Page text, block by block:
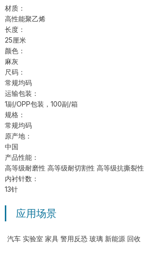
材质：
高性能聚乙烯
长度：
25厘米
颜色：
麻灰
尺码：
常规均码
运输包装：
1副/OPP包装，100副/箱
规格：
常规均码
原产地：
中国
产品性能：
高等级耐磨性 高等级耐切割性 高等级抗撕裂性
内衬针数：
13针
应用场景
汽车 实验室 家具 警用反恐 玻璃 新能源 回收